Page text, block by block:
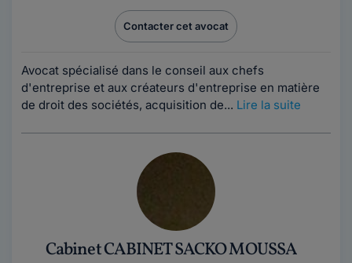
Contacter cet avocat
Avocat spécialisé dans le conseil aux chefs
d'entreprise et aux créateurs d'entreprise en matière
de droit des sociétés, acquisition de... Lire la suite
Cabinet CABINET SACKO MOUSSA